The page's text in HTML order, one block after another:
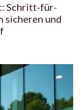
Schritt-für-
und